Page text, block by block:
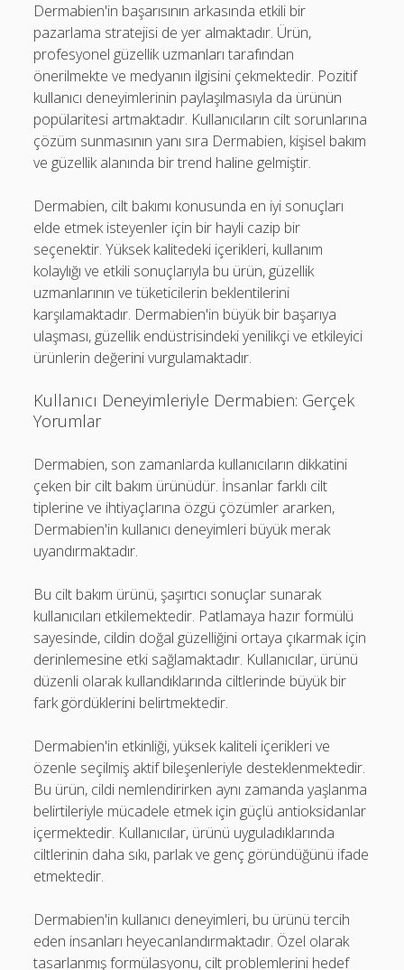
Dermabien'in başarısının arkasında etkili bir
pazarlama stratejisi de yer almaktadır. Ürün,
profesyonel güzellik uzmanları tarafından
önerilmekte ve medyanın ilgisini çekmektedir. Pozitif
kullanıcı deneyimlerinin paylaşılmasıyla da ürünün
popülaritesi artmaktadır. Kullanıcıların cilt sorunlarına
çözüm sunmasının yanı sıra Dermabien, kişisel bakım
ve güzellik alanında bir trend haline gelmiştir.
Dermabien, cilt bakımı konusunda en iyi sonuçları
elde etmek isteyenler için bir hayli cazip bir
seçenektir. Yüksek kalitedeki içerikleri, kullanım
kolaylığı ve etkili sonuçlarıyla bu ürün, güzellik
uzmanlarının ve tüketicilerin beklentilerini
karşılamaktadır. Dermabien'in büyük bir başarıya
ulaşması, güzellik endüstrisindeki yenilikçi ve etkileyici
ürünlerin değerini vurgulamaktadır.
Kullanıcı Deneyimleriyle Dermabien: Gerçek
Yorumlar
Dermabien, son zamanlarda kullanıcıların dikkatini
çeken bir cilt bakım ürünüdür. İnsanlar farklı cilt
tiplerine ve ihtiyaçlarına özgü çözümler ararken,
Dermabien'in kullanıcı deneyimleri büyük merak
uyandırmaktadır.
Bu cilt bakım ürünü, şaşırtıcı sonuçlar sunarak
kullanıcıları etkilemektedir. Patlamaya hazır formülü
sayesinde, cildin doğal güzelliğini ortaya çıkarmak için
derinlemesine etki sağlamaktadır. Kullanıcılar, ürünü
düzenli olarak kullandıklarında ciltlerinde büyük bir
fark gördüklerini belirtmektedir.
Dermabien'in etkinliği, yüksek kaliteli içerikleri ve
özenle seçilmiş aktif bileşenleriyle desteklenmektedir.
Bu ürün, cildi nemlendirirken aynı zamanda yaşlanma
belirtileriyle mücadele etmek için güçlü antioksidanlar
içermektedir. Kullanıcılar, ürünü uyguladıklarında
ciltlerinin daha sıkı, parlak ve genç göründüğünü ifade
etmektedir.
Dermabien'in kullanıcı deneyimleri, bu ürünü tercih
eden insanları heyecanlandırmaktadır. Özel olarak
tasarlanmış formülasyonu, cilt problemlerini hedef